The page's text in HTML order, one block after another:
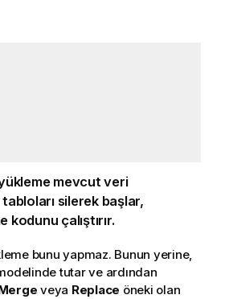
mevcut veri
silerek başlar,
kodunu çalıştırır.
bunu yapmaz. Bunun yerine,
tutar ve ardından
veya Replace öneki olan